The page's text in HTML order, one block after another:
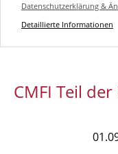
Datenschutzerklärung &
Detaillierte Informationen
CMFI Teil